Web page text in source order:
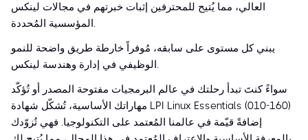
العالي، مما يُتيح للمحترفين إثبات خبرتهم في مجالات لينكس
المؤسسية المُحددة.
يبني كل مستوى على سابقه، مُوفراً خارطة طريق واضحة للنمو
الوظيفي في إدارة وهندسة لينكس.
سواءً كنتَ تبدأ رحلتك في عالم البرمجيات مفتوحة المصدر أو تُؤكّد
مهاراتك الأساسية، تُشكّل شهادة LPI Linux Essentials (010-160)
إضافةً قيّمة في عالمنا المُعتمد على التكنولوجيا. فهي تُزوّدك